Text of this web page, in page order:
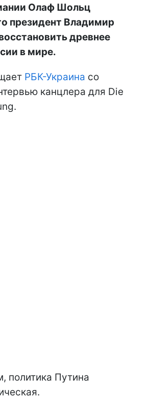
Олаф Шольц
президент Владимир
древнее
в мире.
РБК-Украина со
канцлера для Die
политика Путина